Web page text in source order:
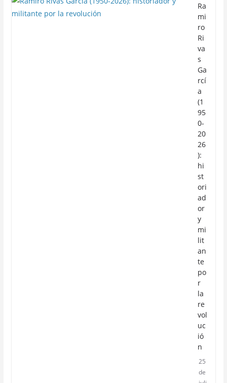
Ra
mi
ro
Ri
va
s
Ga
rcí
a
(1
95
0-
20
26
):
hi
st
ori
ad
or
y
mi
lit
an
te
po
r
la
re
vol
uc
ió
n
25
de